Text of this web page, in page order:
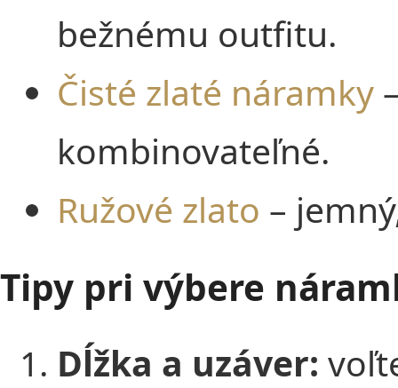
bežnému outfitu.
Čisté zlaté náramky
kombinovateľné.
Ružové zlato –
Tipy pri výbere
Dĺžka a uzáver: